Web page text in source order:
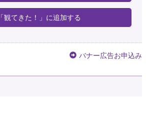
「観てきた！」に追加する
バナー広告お申込み